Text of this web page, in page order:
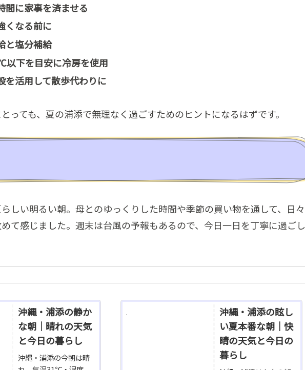
間に家事を済ませる
くなる前に
と塩分補給
以下を目安に冷房を使用
を活用して散歩代わりに
っても、夏の浦添で無理なく過ごすためのヒントになるはずです。
しい明るい朝。母とのゆっくりした時間や季節の買い物を通して、日々
て感じました。週末は台風の予報もあるので、今日一日を丁寧に過ごし
沖縄・浦添の静か
な朝｜晴れの天気
と今日の暮らし
沖縄・浦添の今朝は晴
沖縄・浦添の眩し
い夏本番な朝｜快
晴の天気と今日の
暮らし